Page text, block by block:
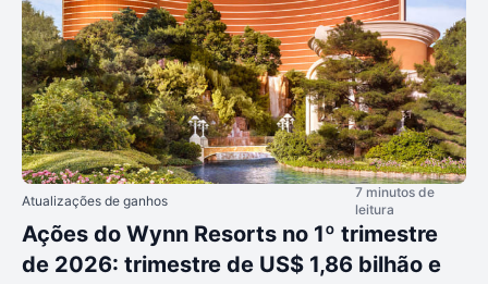
Atualizações de ganhos
7 minutos de
leitura
Ações do Wynn Resorts no 1º trimestre
de 2026: trimestre de US$ 1,86 bilhão e